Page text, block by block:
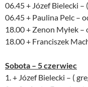
06.45 + Józef Bielecki –
06.45 + Paulina Pelc –
18.00 + Zenon Myłek –
18.00 + Franciszek
Sobota – 5 czerwiec
1. + Józef Bielecki – (